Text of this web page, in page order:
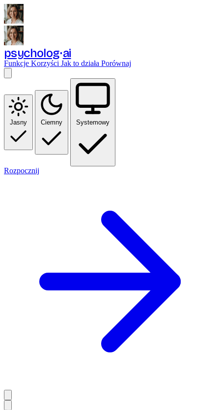
psycholog ai
Funkcje Korzyści Jak to działa Porównaj
Jasny Ciemny Systemowy
Rozpocznij